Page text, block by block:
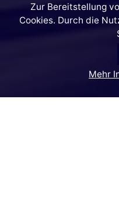
Zur Bereitstellung
Cookies. Durch die
Mehr